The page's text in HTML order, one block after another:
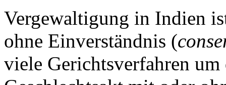
Vergewaltigung in Indien
ohne Einverständnis (
viele Gerichtsverfahren